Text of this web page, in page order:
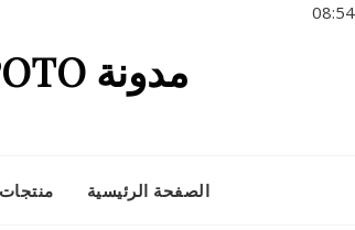
08:54
مدونة SPOTO – مواد دراسية مفيدة لدراسة شهادة تكنولوجيا المعلومات
الصفحة الرئيسية منتجات